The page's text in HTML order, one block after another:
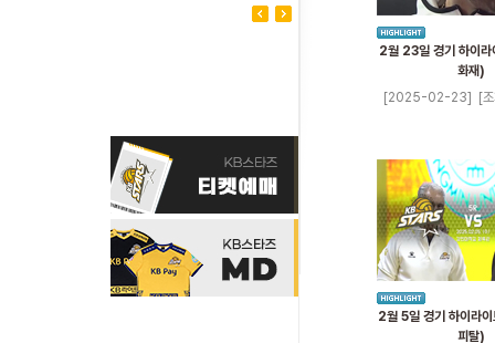
2월 23일 경기 하이
화재)
[2025-02-23]
[
2월 5일 경기 하이라
피탈)